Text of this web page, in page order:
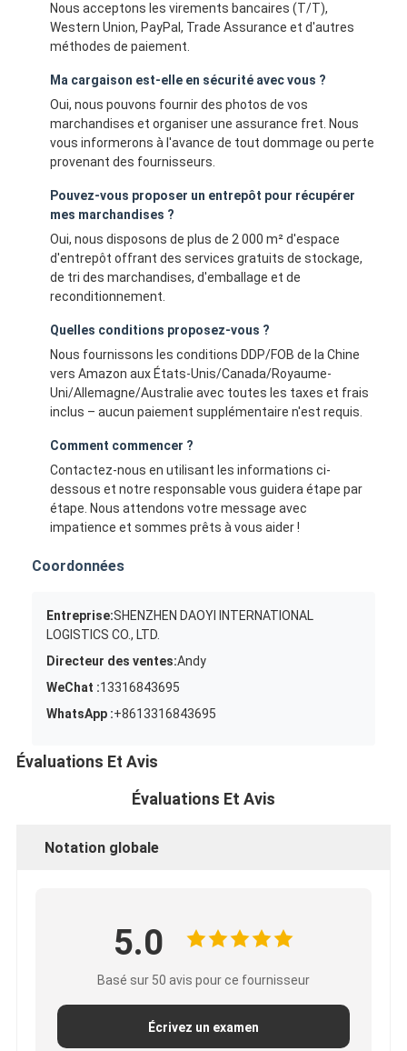
Nous acceptons les virements bancaires (T/T),
Western Union, PayPal, Trade Assurance et d'autres
méthodes de paiement.
Ma cargaison est-elle en sécurité avec vous ?
Oui, nous pouvons fournir des photos de vos
marchandises et organiser une assurance fret. Nous
vous informerons à l'avance de tout dommage ou perte
provenant des fournisseurs.
Pouvez-vous proposer un entrepôt pour récupérer
mes marchandises ?
Oui, nous disposons de plus de 2 000 m² d'espace
d'entrepôt offrant des services gratuits de stockage,
de tri des marchandises, d'emballage et de
reconditionnement.
Quelles conditions proposez-vous ?
Nous fournissons les conditions DDP/FOB de la Chine
vers Amazon aux États-Unis/Canada/Royaume-
Uni/Allemagne/Australie avec toutes les taxes et frais
inclus – aucun paiement supplémentaire n'est requis.
Comment commencer ?
Contactez-nous en utilisant les informations ci-
dessous et notre responsable vous guidera étape par
étape. Nous attendons votre message avec
impatience et sommes prêts à vous aider !
Coordonnées
Entreprise:SHENZHEN DAOYI INTERNATIONAL
LOGISTICS CO., LTD.
Directeur des ventes:Andy
WeChat :13316843695
WhatsApp :+8613316843695
Évaluations Et Avis
Évaluations Et Avis
Notation globale
5.0
Basé sur 50 avis pour ce fournisseur
Écrivez un examen